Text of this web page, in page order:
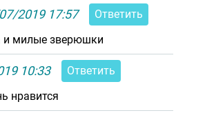
2019 17:57
Ответить
и милые зверюшки
10:33
Ответить
нравится